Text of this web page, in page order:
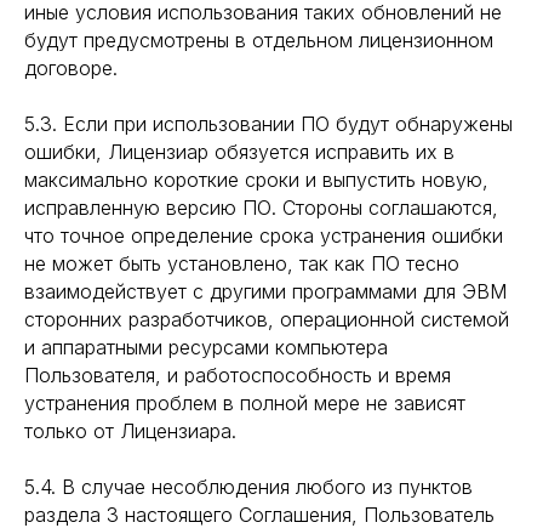
иные условия использования таких обновлений не
будут предусмотрены в отдельном лицензионном
договоре.
5.3. Если при использовании ПО будут обнаружены
ошибки, Лицензиар обязуется исправить их в
максимально короткие сроки и выпустить новую,
исправленную версию ПО. Стороны соглашаются,
что точное определение срока устранения ошибки
не может быть установлено, так как ПО тесно
взаимодействует с другими программами для ЭВМ
сторонних разработчиков, операционной системой
и аппаратными ресурсами компьютера
Пользователя, и работоспособность и время
устранения проблем в полной мере не зависят
только от Лицензиара.
5.4. В случае несоблюдения любого из пунктов
раздела 3 настоящего Соглашения, Пользователь
Читать продолжение в Telegram
Читать продолжение в Telegram